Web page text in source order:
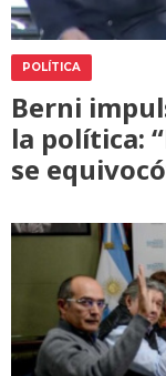
POLÍTICA
Berni
la política:
se